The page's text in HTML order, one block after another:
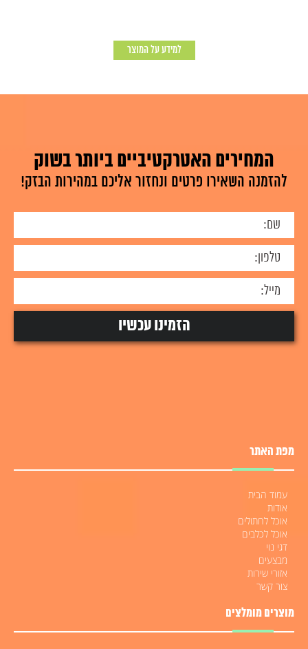
למידע על המוצר
המחירים האטרקטיביים ביותר בשוק
להזמנה השאירו פרטים ונחזור אליכם במהירות הבזק!
מפת האתר
עמוד הבית
אודות
אוכל לחתולים
אוכל לכלבים
דגי נוי
מבצעים
אזורי שירות
צור קשר
מוצרים מומלצים